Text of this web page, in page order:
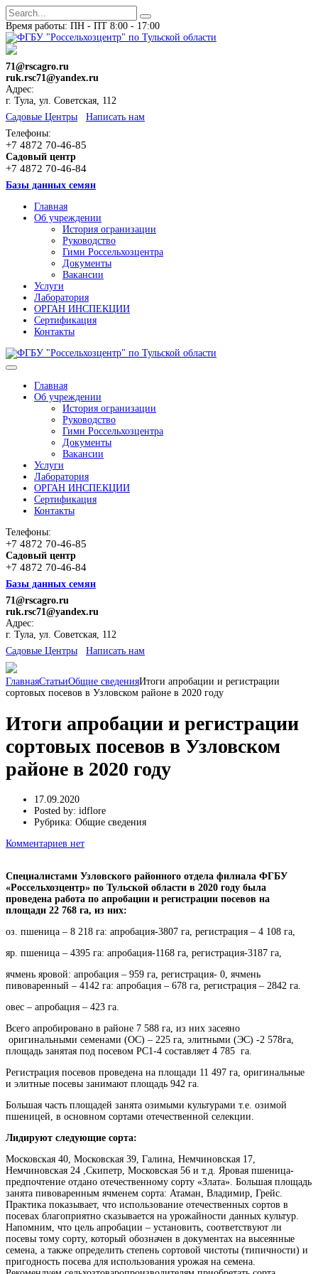
Время работы: ПН - ПТ 8:00 - 17:00
71@rscagro.ru
ruk.rsc71@yandex.ru
Адрес:
г. Тула, ул. Советская, 112
Cадовые Центры
Написать нам
Телефоны:
+7 4872 70-46-85
Садовый центр
+7 4872 70-46-84
Базы данных семян
Главная
Об учреждении
История огранизации
Руководство
Гимн Россельхозцентра
Документы
Вакансии
Услуги
Лаборатория
ОРГАН ИНСПЕКЦИИ
Сертификация
Контакты
Главная
Об учреждении
История огранизации
Руководство
Гимн Россельхозцентра
Документы
Вакансии
Услуги
Лаборатория
ОРГАН ИНСПЕКЦИИ
Сертификация
Контакты
Телефоны:
+7 4872 70-46-85
Садовый центр
+7 4872 70-46-84
Базы данных семян
71@rscagro.ru
ruk.rsc71@yandex.ru
Адрес:
г. Тула, ул. Советская, 112
Cадовые Центры
Написать нам
ГлавнаяСтатьиОбщие сведенияИтоги апробации и регистрации
сортовых посевов в Узловском районе в 2020 году
Итоги апробации и регистрации
сортовых посевов в Узловском
районе в 2020 году
17.09.2020
Posted by: idflore
Рубрика: Общие сведения
Комментариев нет
Специалистами Узловского районного отдела филиала ФГБУ
«Россельхозцентр» по Тульской области в 2020 году была
проведена работа по апробации и регистрации посевов на
площади 22 768 га, из них:
оз. пшеница – 8 218 га: апробация-3807 га, регистрация – 4 108 га,
яр. пшеница – 4395 га: апробация-1168 га, регистрация-3187 га,
ячмень яровой: апробация – 959 га, регистрация- 0, ячмень
пивоваренный – 4142 га: апробация – 678 га, регистрация – 2842 га.
овес – апробация – 423 га.
Всего апробировано в районе 7 588 га, из них засеяно
оригинальными семенами (ОС) – 225 га, элитными (ЭС) -2 578га,
площадь занятая под посевом РС1-4 составляет 4 785 га.
Регистрация посевов проведена на площади 11 497 га, оригинальные
и элитные посевы занимают площадь 942 га.
Большая часть площадей занята озимыми культурами т.е. озимой
пшеницей, в основном сортами отечественной селекции.
Лидируют следующие сорта:
Московская 40, Московская 39, Галина, Немчиновская 17,
Немчиновская 24 ,Скипетр, Московская 56 и т.д. Яровая пшеница-
предпочтение отдано отечественному сорту «Злата». Большая площадь
занята пивоваренным ячменем сорта: Атаман, Владимир, Грейс.
Практика показывает, что использование отечественных сортов в
посевах благоприятно сказывается на урожайности данных культур.
Напомним, что цель апробации – установить, соответствуют ли
посевы тому сорту, который обозначен в документах на высеянные
семена, а также определить степень сортовой чистоты (типичности) и
пригодность посева для использования урожая на семена.